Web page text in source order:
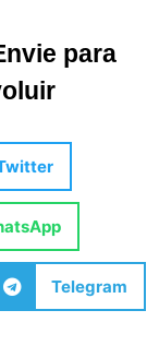
para
Telegram